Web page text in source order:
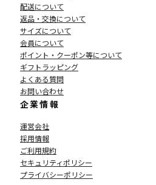
配送について
返品・交換について
サイズについて
会員について
ポイント・クーポン等について
ギフトラッピング
よくある質問
お問い合わせ
企業情報
運営会社
採用情報
ご利用規約
セキュリティポリシー
プライバシーポリシー